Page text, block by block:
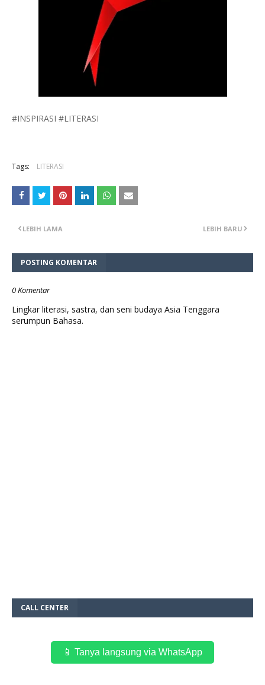
#INSPIRASI #LITERASI
Tags: LITERASI
LEBIH BARU
LEBIH LAMA
POSTING KOMENTAR
0 Komentar
Lingkar literasi, sastra, dan seni budaya Asia Tenggara
serumpun Bahasa.
CALL CENTER
📱 Tanya langsung via WhatsApp